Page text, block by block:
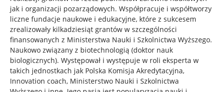
jak i organizacji pozarządowych. Współpracuje i współtworzy
liczne fundacje naukowe i edukacyjne, które z sukcesem
zrealizowały kilkadziesiąt grantów w szczególności
finansowanych z Ministerstwa Nauki i Szkolnictwa Wyższego.
Naukowo związany z biotechnologią (doktor nauk
biologicznych). Występował i występuje w roli eksperta w
takich jednostkach jak Polska Komisja Akredytacyjna,
Innovation coach, Ministerstwo Nauki i Szkolnictwa